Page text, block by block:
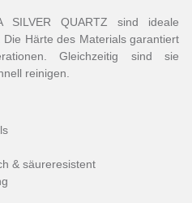
SILVER QUARTZ sind ideale
Härte des Materials garantiert
Gleichzeitig sind sie
reinigen.
& säureresistent